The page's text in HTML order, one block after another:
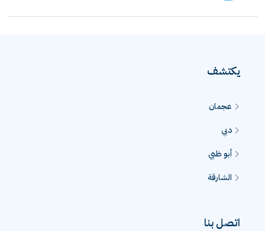
يكتشف
عجمان
دبي
أبو ظبي
الشارقة
اتصل بنا